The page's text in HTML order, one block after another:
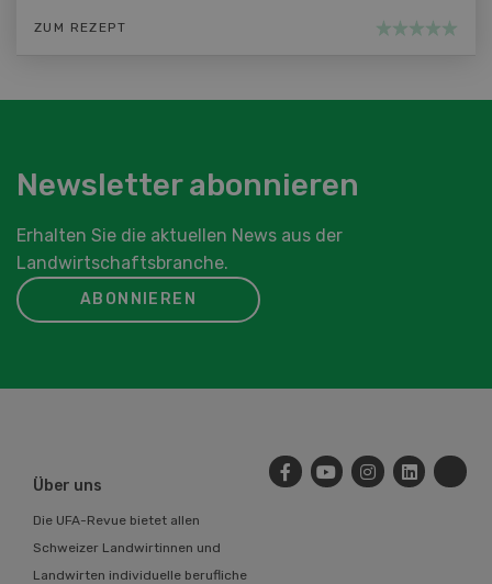
ZUM REZEPT
Newsletter abonnieren
Erhalten Sie die aktuellen News aus der
Landwirtschaftsbranche.
ABONNIEREN
Über uns
Die UFA-Revue bietet allen
Schweizer Landwirtinnen und
Landwirten individuelle berufliche